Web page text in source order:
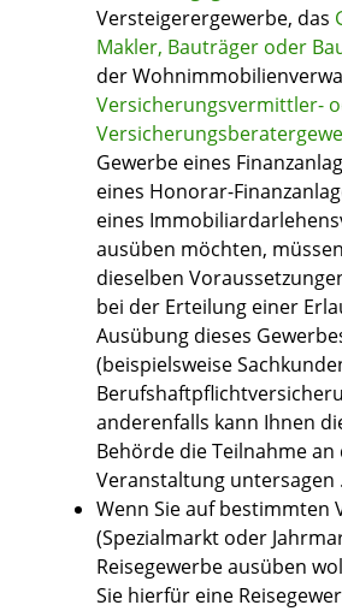
Versteigerergewerbe, das
Makler, Bauträger oder
der
Versicherungsvermittler-
Gewerbe eines
eines Honorar-
eines
ausüben möchten,
dieselben
bei der Erteilung einer
Ausübung dieses
(beispielsweise
anderenfalls kann Ihnen
Behörde die Teilnahme an
Veranstaltung untersagen .
Wenn Sie auf bestimmten
(Spezialmarkt oder
Reisegewerbe ausüben
Sie hierfür eine